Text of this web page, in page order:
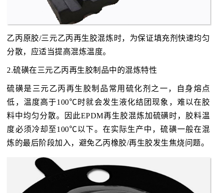
乙丙原胶/三元乙丙再生胶混炼时，为保证填充剂快速均匀
分散，应适当提高混炼温度。
2.硫磺在三元乙丙再生胶制品中的混炼特性
硫磺是三元乙丙再生胶制品常用硫化剂之一，自身熔点
低，温度高于100℃时就会发生液化结团现象，难以在胶
料中均匀分散。因此EPDM再生胶混炼加硫磺时，胶料温
度必须冷却至100℃以下。在实际生产中，硫磺一般在混
炼的最后阶段加入，避免乙丙橡胶/再生胶发生焦烧问题。